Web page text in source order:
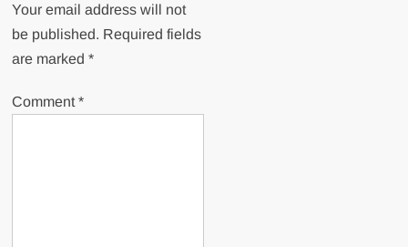
Your email address will not
be published. Required fields
are marked*
Comment*